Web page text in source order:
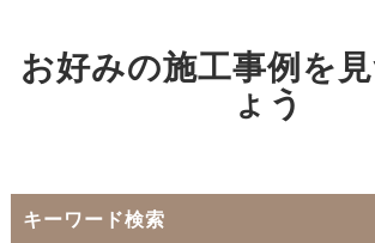
お好みの施工事例を
ょう
キーワード検索